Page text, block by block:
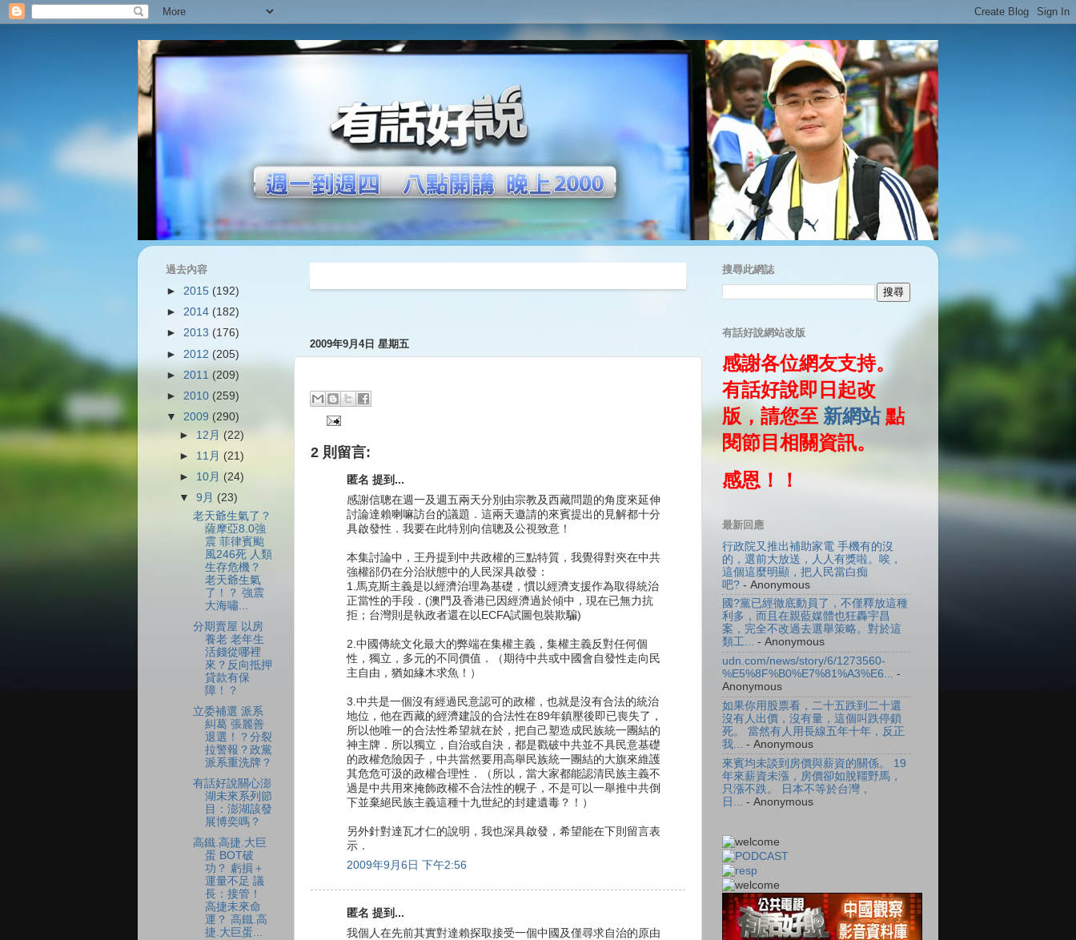
2009年9月4日 星期五
2 則留言:
匿名 提到...
感謝信聰在週一及週五兩天分別由宗教及西藏問題的角度來延伸
討論達賴喇嘛訪台的議題．這兩天邀請的來賓提出的見解都十分
具啟發性．我要在此特別向信聰及公視致意！
本集討論中，王丹提到中共政權的三點特質，我覺得對夾在中共
強權郤仍在分治狀態中的人民深具啟發：
1.馬克斯主義是以經濟治理為基礎，慣以經濟支援作為取得統治
正當性的手段．(澳門及香港已因經濟過於傾中，現在已無力抗
拒；台灣則是執政者還在以ECFA試圖包裝欺騙)
2.中國傳統文化最大的弊端在集權主義，集權主義反對任何個
性，獨立，多元的不同價值．（期待中共或中國會自發性走向民
主自由，猶如緣木求魚！）
3.中共是一個沒有經過民意認可的政權，也就是沒有合法的統治
地位，他在西藏的經濟建設的合法性在89年鎮壓後即已喪失了，
所以他唯一的合法性希望就在於，把自己塑造成民族統一團結的
神主牌．所以獨立，自治或自決，都是戳破中共並不具民意基礎
的政權危險因子，中共當然要用高舉民族統一團結的大旗來維護
其危危可汲的政權合理性．（所以，當大家都能認清民族主義不
過是中共用來掩飾政權不合法性的幌子，不是可以一舉推中共倒
下並棄絕民族主義這種十九世紀的封建遺毒？！）
另外針對達瓦才仁的說明，我也深具啟發，希望能在下則留言表
示．
2009年9月6日 下午2:56
匿名 提到...
我個人在先前其實對達賴探取接受一個中國及僅尋求自治的原由
過去內容
► 2015 (192)
► 2014 (182)
► 2013 (176)
► 2012 (205)
► 2011 (209)
► 2010 (259)
▼ 2009 (290)
► 12月 (22)
► 11月 (21)
► 10月 (24)
▼9月 (23)
老天爺生氣了？
薩摩亞8.0強
震 菲律賓颱
風246死 人類
生存危機？
老天爺生氣
了！？ 強震
大海嘯...
分期賣屋 以房
養老 老年生
活錢從哪裡
來？反向抵押
貸款有保
障！？
立委補選 派系
糾葛 張麗善
退選！？分裂
拉警報？政黨
派系重洗牌？
有話好說關心澎
湖未來系列節
目：澎湖該發
展博奕嗎？
高鐵.高捷.大巨
蛋 BOT破
功？ 虧損＋
運量不足 議
長：接管！
高捷未來命
運？ 高鐵.高
捷.大巨蛋...
搜尋此網誌
有話好說網站改版
感謝各位網友支持。
有話好說即日起改
版，請您至 新網站點
閱節目相關資訊。
感恩！！
最新回應
行政院又推出補助家電 手機有的沒
的，選前大放送，人人有獎啦。唉，
這個這麼明顯，把人民當白痴
吧? - Anonymous
國?黨已經徹底動員了，不僅釋放這種
利多，而且在親藍媒體也狂轟宇昌
案，完全不改過去選舉策略。對於這
類工... - Anonymous
udn.com/news/story/6/1273560-
%E5%8F%B0%E7%81%A3%E6... -
Anonymous
如果你用股票看，二十五跌到二十還
沒有人出價，沒有量，這個叫跌停鎖
死。 當然有人用長線五年十年，反正
我...
- Anonymous
來賓均未談到房價與薪資的關係。 19
年來薪資未漲，房價卻如脫韁野馬，
只漲不跌。 日本不等於台灣，
日...
- Anonymous